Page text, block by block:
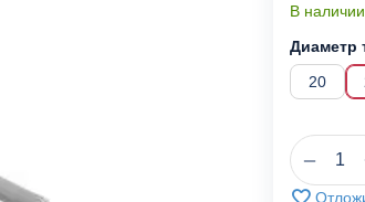
В наличии
Диаметр
20
−